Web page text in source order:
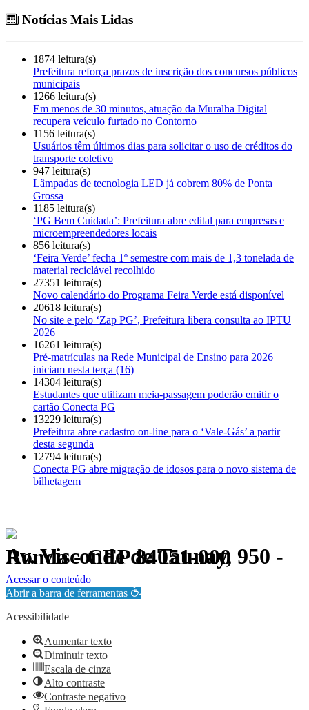
Notícias Mais Lidas
1874 leitura(s)
Prefeitura reforça prazos de inscrição dos concursos públicos
municipais
1266 leitura(s)
Em menos de 30 minutos, atuação da Muralha Digital
recupera veículo furtado no Contorno
1156 leitura(s)
Usuários têm últimos dias para solicitar o uso de créditos do
transporte coletivo
947 leitura(s)
Lâmpadas de tecnologia LED já cobrem 80% de Ponta
Grossa
1185 leitura(s)
‘PG Bem Cuidada’: Prefeitura abre edital para empresas e
microempreendedores locais
856 leitura(s)
‘Feira Verde’ fecha 1º semestre com mais de 1,3 tonelada de
material reciclável recolhido
27351 leitura(s)
Novo calendário do Programa Feira Verde está disponível
20618 leitura(s)
No site e pelo ‘Zap PG’, Prefeitura libera consulta ao IPTU
2026
16261 leitura(s)
Pré-matrículas na Rede Municipal de Ensino para 2026
iniciam nesta terça (16)
14304 leitura(s)
Estudantes que utilizam meia-passagem poderão emitir o
cartão Conecta PG
13229 leitura(s)
Prefeitura abre cadastro on-line para o ‘Vale-Gás’ a partir
desta segunda
12794 leitura(s)
Conecta PG abre migração de idosos para o novo sistema de
bilhetagem
Av. Visconde de Taunay, 950 - Ronda - CEP 84051-000
Política de Privacidade.
Acessar o conteúdo
Abrir a barra de ferramentas
Acessibilidade
Aumentar texto
Diminuir texto
Escala de cinza
Alto contraste
Contraste negativo